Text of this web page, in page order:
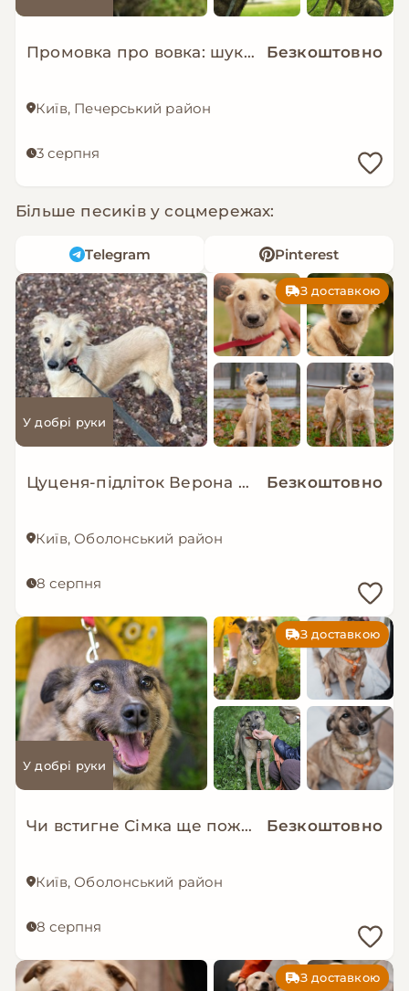
Промовка про вовка: шукаємо дім! Безкоштовно
Київ, Печерський район
3 серпня
Більше песиків у соцмережах:
Telegram Pinterest
З доставкою
У добрі руки
Цуценя-підліток Верона в добрі руки! Безкоштовно
Київ, Оболонський район
8 серпня
З доставкою
У добрі руки
Чи встигне Сімка ще пожити в родині? Безкоштовно
Київ, Оболонський район
8 серпня
З доставкою